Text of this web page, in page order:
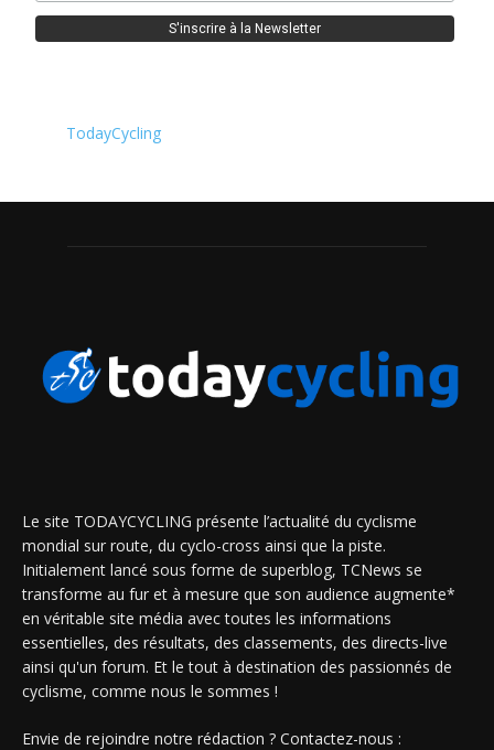
TodayCycling
Le site TODAYCYCLING présente l’actualité du cyclisme
mondial sur route, du cyclo-cross ainsi que la piste.
Initialement lancé sous forme de superblog, TCNews se
transforme au fur et à mesure que son audience augmente*
en véritable site média avec toutes les informations
essentielles, des résultats, des classements, des directs-live
ainsi qu'un forum. Et le tout à destination des passionnés de
cyclisme, comme nous le sommes !
Envie de rejoindre notre rédaction ? Contactez-nous :